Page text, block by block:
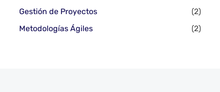
Gestión de Proyectos
(2)
Metodologías Ágiles
(2)